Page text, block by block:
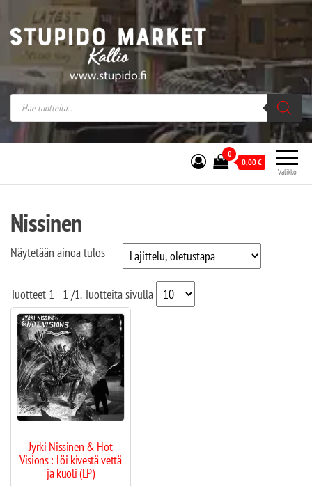
Stupido Market – verkossa ja kivijalassa
Stupido Market on vaihtoehtomusaan
erikoistunut verkko- sekä
kivijalkakauppa Helsingissä Kallion
sydämessä.
Valikko
0
0,00€
Nissinen
Näytetään ainoa tulos
Tuotteet 1 - 1 /1. Tuotteita sivulla
Jyrki Nissinen & Hot
Visions : Löi kivestä vettä
ja kuoli (LP)